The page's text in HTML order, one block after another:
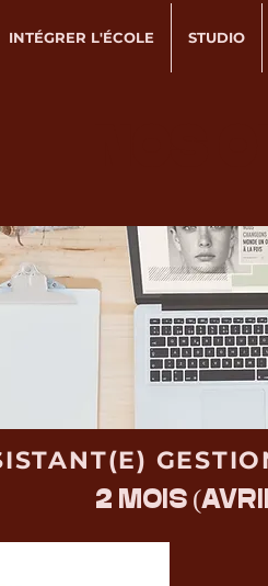
INTÉGRER L'ÉCOLE STUDIO
2 MOIS